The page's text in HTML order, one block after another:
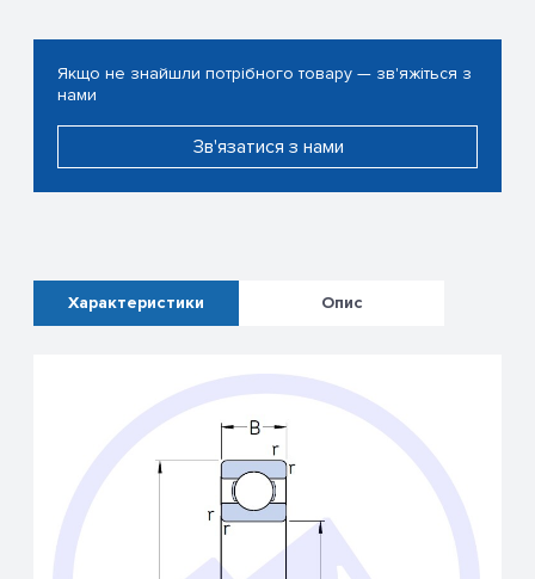
Якщо не знайшли потрібного товару — зв'яжіться з
нами
Зв'язатися з нами
Характеристики Опис